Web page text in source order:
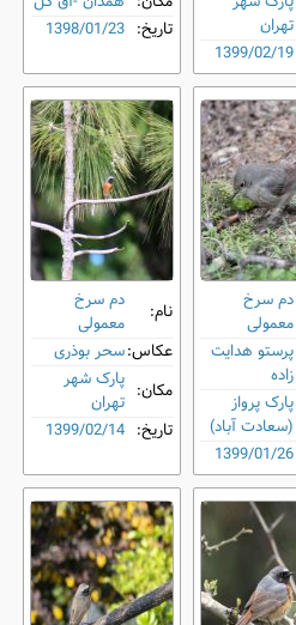
تهران
1399/02/19
تاریخ: 1398/01/23
دم‌ سرخ
معمولی
پرستو هدایت
زاده
پارک پرواز
(سعادت آباد)
1399/01/26
نام:
دم‌ سرخ
معمولی
عکاس:سحر بوذری
مکان: پارک شهر
تهران
تاریخ: 1399/02/14